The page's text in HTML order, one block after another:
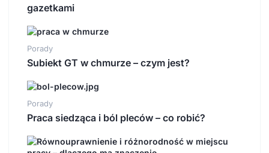
gazetkami
Porady
Subiekt GT w chmurze – czym jest?
Porady
Praca siedząca i ból pleców – co robić?